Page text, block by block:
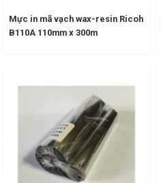
Mực in mã vạch wax-resin Ricoh
B110A 110mm x 300m